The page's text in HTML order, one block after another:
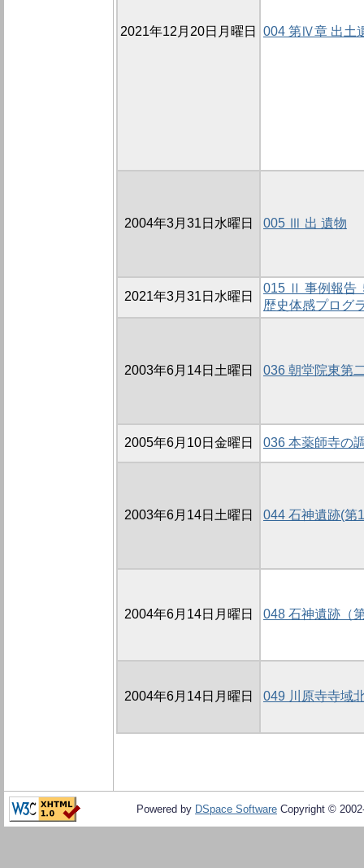
2021年12月20日月曜日 004 第Ⅳ章 出土
2004年3月31日水曜日 005 Ⅲ 出 遺物
2021年3月31日水曜日
015 Ⅱ 事例報告
歴史体感プログ
2003年6月14日土曜日 036 朝堂院東第
2005年6月10日金曜日 036 本薬師寺の
2003年6月14日土曜日 044 石神遺跡(第
2004年6月14日月曜日 048 石神遺跡（
2004年6月14日月曜日 049 川原寺寺域
Powered by DSpace Software Copyright ©